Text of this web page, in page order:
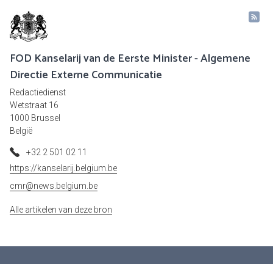
FOD Kanselarij van de Eerste Minister - Algemene
Directie Externe Communicatie
Redactiedienst
Wetstraat 16
1000 Brussel
België
+32 2 501 02 11
https://kanselarij.belgium.be
cmr@news.belgium.be
Alle artikelen van deze bron